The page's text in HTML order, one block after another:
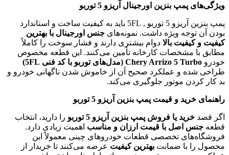
ویژگی‌های پمپ بنزین اورجینال آریزو 5 توربو
پمپ بنزین آریزو 5 توربو , 5FL باید به کیفیت ساخت و استاندارد
بودن آن توجه ویژه داشت. نمونه‌های جنس اورجینال با بهترین
کیفیت و کیفیت بالا دوام بیشتری دارند و فشار سوخت را کاملاً
مطابق با مشخصات کارخانه تأمین می‌کنند. این قطعه مخصوص
خودرو Chery Arrizo 5 Turbo (مدل‌های توربو با کد فنی 5FL)
طراحی شده و عملکرد صحیح آن از خاموش شدن ناگهانی خودرو و
بد کار کردن موتور جلوگیری می‌کند.
راهنمای خرید و قیمت پمپ بنزین آریزو 5 توربو
اگر قصد خرید یا فروش پمپ بنزین آریزو 5 توربو
را دارید، انتخاب
قطعه جنس اصل با قیمت ارزان و مناسب اهمیت زیادی دارد.
فروشگاه‌های تخصصی قطعات خودروهای چینی معمولاً این
محصول را با ضمانت بهترین کیفیت عرضه می‌کنند تا خریدار از